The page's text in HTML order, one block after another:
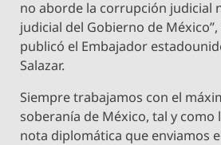
no aborde la corrupción judicial
judicial del Gobierno de
publicó el Embajador
Salazar.
Siempre trabajamos con el
soberanía de México, tal y como
nota diplomática que enviamos